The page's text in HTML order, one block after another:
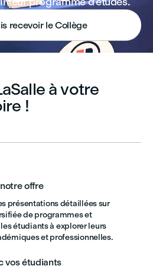
recevoir le Collège
à votre
!
offre
présentations détaillées sur
de programmes et
étudiants à explorer leurs
et professionnelles.
vos étudiants